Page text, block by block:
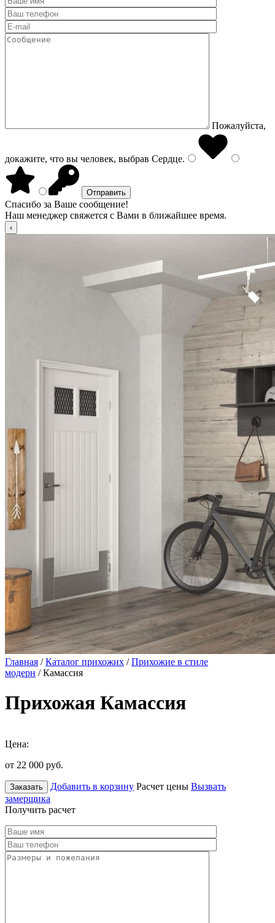
Пожалуйста,
докажите, что вы человек, выбрав Сердце.
Спасибо за Ваше сообщение!
Наш менеджер свяжется с Вами в ближайшее время.
Главная /Каталог прихожих /Прихожие в стиле
модерн / Камассия
Прихожая Камассия
Цена:
от 22 000 руб.
Заказать Добавить в корзину Расчет цены Вызвать
замерщика
Получить расчет